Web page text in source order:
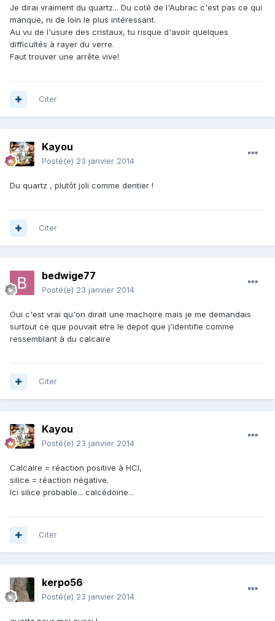
Je dirai vraiment du quartz... Du coté de l'Aubrac c'est pas ce qui
manque, ni de loin le plus intéressant.
Au vu de l'usure des cristaux, tu risque d'avoir quelques
difficultés à rayer du verre.
Faut trouver une arrête vive!
Citer
Kayou
Posté(e) 23 janvier 2014
Du quartz , plutôt joli comme dentier !
Citer
bedwige77
Posté(e) 23 janvier 2014
Oui c'est vrai qu'on dirait une machoire mais je me demandais
surtout ce que pouvait etre le depot que j'identifie comme
ressemblant à du calcaire
Citer
Kayou
Posté(e) 23 janvier 2014
Calcaire = réaction positive à HCl,
silice = réaction négative.
Ici silice probable... calcédoine...
Citer
kerpo56
Posté(e) 23 janvier 2014